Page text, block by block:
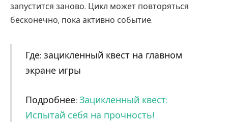
запустится заново. Цикл может повторяться
бесконечно, пока активно событие.
Где: зацикленный квест на главном
экране игры
Подробнее: Зацикленный квест:
Испытай себя на прочность!